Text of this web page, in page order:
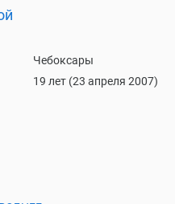
Чебоксары
19 лет (23 апреля 2007)